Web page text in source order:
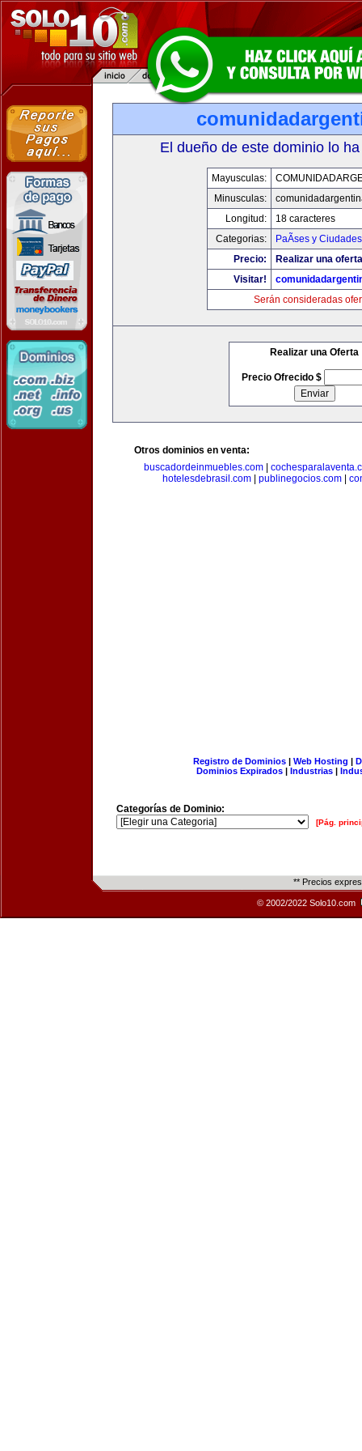
El dueño de este dominio lo
Mayusculas:
Minusculas:
Longitud:
18 caracteres
Categorias:
PaÃ­ses y Ciudades
Precio:
Realizar una
Visitar!
Serán consideradas
Realizar una Oferta
Precio Ofrecido $
Otros dominios en venta:
buscadordeinmuebles.com
hotelesdebrasil.com
publinegocios.com
Registro de Dominios| Web Hosting |
Dominios Expirados | Industrias |
Categorías de Dominio:
[Pág.
** Precios
© 2002/2022 Solo10.com